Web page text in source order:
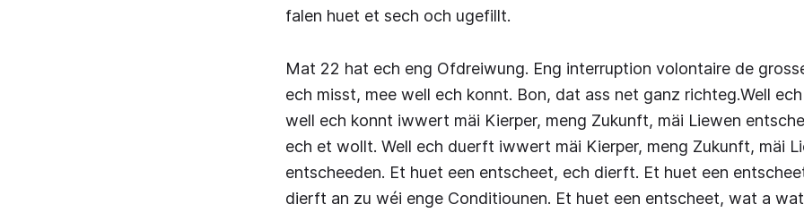
falen huet et sech och ugefillt.
Mat 22 hat ech eng Ofdreiwung. Eng interruption volontaire de
ech misst, mee well ech konnt. Bon, dat ass net ganz richteg.Well
well ech konnt iwwert mäi Kierper, meng Zukunft, mäi Liewen
ech et wollt. Well ech duerft iwwert mäi Kierper, meng Zukunft, mäi
entscheeden. Et huet een entscheet, ech dierft. Et huet een
dierft an zu wéi enge Conditiounen. Et huet een entscheet, wat a